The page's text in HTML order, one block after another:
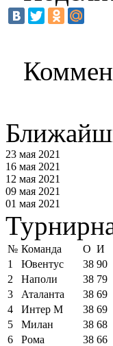
23 мая 2021
16 мая 2021
12 мая 2021
09 мая 2021
01 мая 2021
№ Команда О И
1
Ювентус 38 90
2
Наполи 38 79
3
Аталанта 38 69
4
Интер М 38 69
5
Милан 38 68
6
Рома 38 66